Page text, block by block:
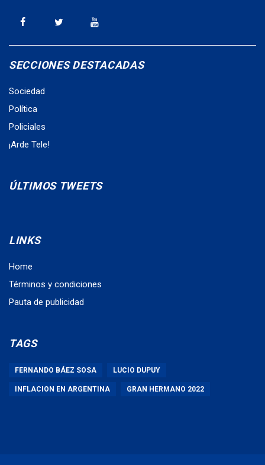
SECCIONES DESTACADAS
Sociedad
Política
Policiales
¡Arde Tele!
ÚLTIMOS TWEETS
LINKS
Home
Términos y condiciones
Pauta de publicidad
TAGS
FERNANDO BÁEZ SOSA LUCIO DUPUY
INFLACION EN ARGENTINA GRAN HERMANO 2022